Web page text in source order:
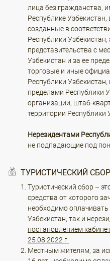
лица без гражданства,
Республике
созданные в
Республики
представительства с
Узбекистан и за ее
торговые и иные
Республики
пределами Республики
организации, штаб-
территории Республики
Нерезидентами
не подпадающие под
ТУРИСТИЧЕСКИЙ СБОР
Туристический сбор –
средства от которого
необходимо
Узбекистан, так и
постановлением
25.08.2022 г.
Местным жителям, за